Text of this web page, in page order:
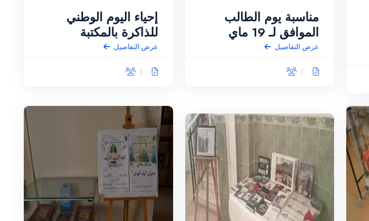
مناسبة يوم الطالب
الموافق لـ 19 ماي
عرض التفاصيل
إحياء اليوم الوطني
للذاكرة بالمكتبة
عرض التفاصيل